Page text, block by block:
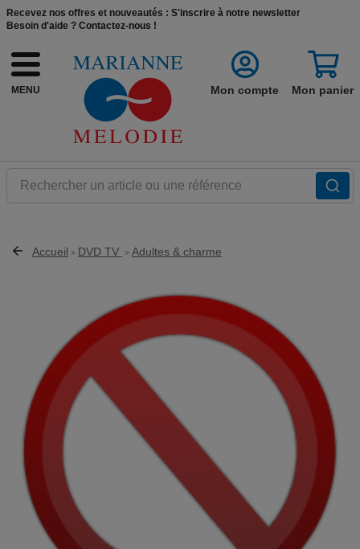
Recevez nos offres et nouveautés : S'inscrire à notre newsletter
Besoin d'aide ? Contactez-nous !
MENU
Rechercher un article ou une référence
Mon compte Mon panier
Accueil > DVD TV > Adultes & charme